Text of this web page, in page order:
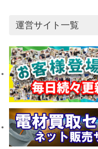
運営サイト一覧